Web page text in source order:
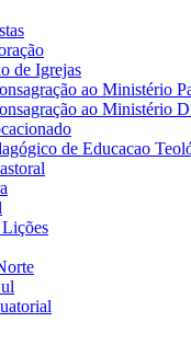
de Igrejas
ao Ministério
ao Ministério
de Educacao
Lições